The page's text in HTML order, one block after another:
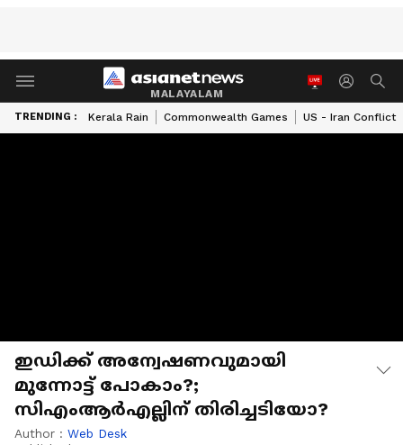
MALAYALAM
TRENDING : Kerala Rain Commonwealth Games US - Iran Conflict
ഇഡിക്ക് അന്വേഷണവുമായി
മുന്നോട്ട് പോകാം?;
സിഎംആർഎല്ലിന് തിരിച്ചടിയോ?
Author : Web Desk